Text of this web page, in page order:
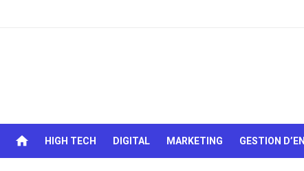
chocolats…
home HIGH TECH DIGITAL MARKETING GESTION